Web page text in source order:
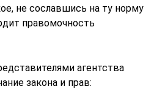
не сославшись на ту норму
правомочность
агентства
закона и прав: